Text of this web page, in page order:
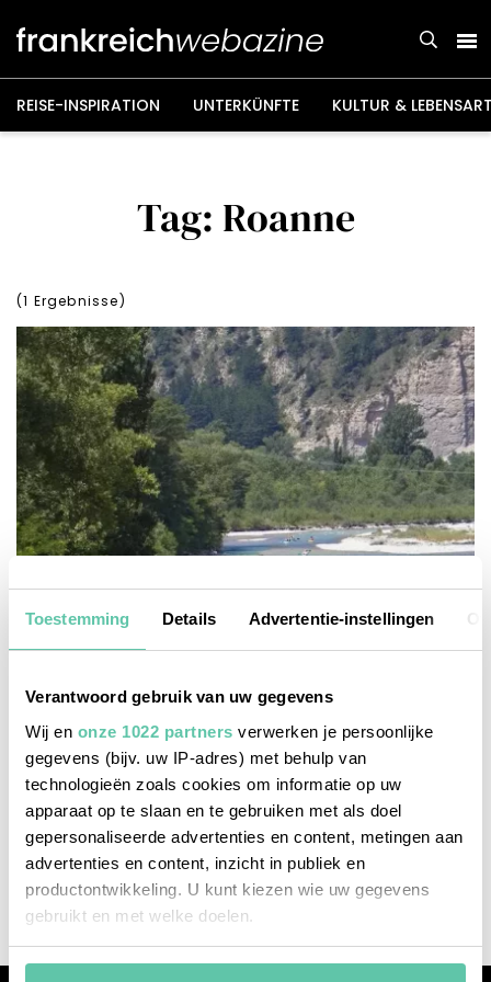
Toestemming Details Advertentie-instellingen
Verantwoord gebruik van uw gegevens
Wij en onze 1022 partners verwerken je persoonlijke
gegevens (bijv. uw IP-adres) met behulp van
technologieën zoals cookies om informatie op uw
apparaat op te slaan en te gebruiken met als doel
gepersonaliseerde advertenties en content, metingen aan
advertenties en content, inzicht in publiek en
productontwikkeling. U kunt kiezen wie uw gegevens
gebruikt en met welke doelen.
Als u het toestaat, willen we ook graag:
Inhalt
REISE-INSPIRATION UNTERKÜNFTE KULTUR &
Tag: Roanne
(1 Ergebnisse)
top-listen
10 Lieblingsorte in der Drôme